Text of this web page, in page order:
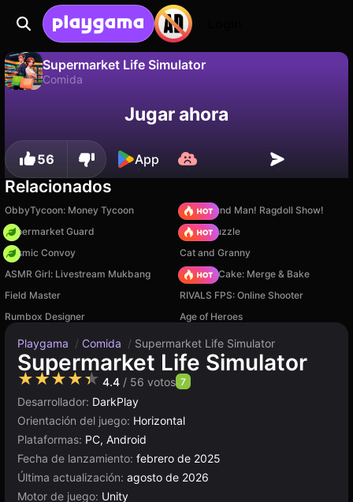
Supermarket Life Simulator
Comida
¡Guarda el progreso!Jugar ahora
56 App
Relacionados
ObbyTycoon: Money Tycoon
Playground Man! Ragdoll Show!
Supermarket Guard
Arrow Puzzle
Cosmic Convoy
Cat and Granny
ASMR Girl: Livestream Mukbang
Piece of Cake: Merge & Bake
Field Master
RIVALS FPS: Online Shooter
Rumbox Designer
Age of Heroes
Playgama / Comida / Supermarket Life Simulator
Supermarket Life Simulator
★★★★★ 4.4 / 56 votos 7
Desarrollador: DarkPlay
Orientación del juego: Horizontal
Plataformas: PC, Android
Fecha de lanzamiento: febrero de 2025
Última actualización: agosto de 2026
Motor de juego: Unity